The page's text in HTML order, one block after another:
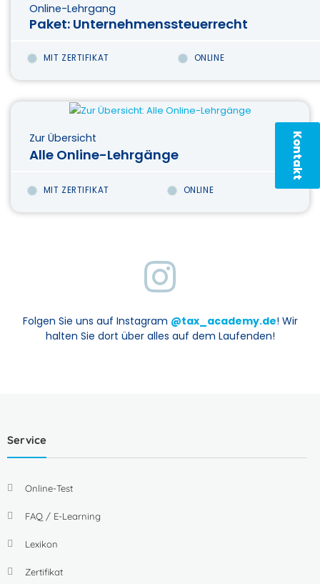
Kontakt
Online-Lehrgang
Paket: Unternehmenssteuerrecht
MIT ZERTIFIKAT ONLINE
Zur Übersicht
Alle Online-Lehrgänge
MIT ZERTIFIKAT ONLINE
Folgen Sie uns auf Instagram @tax_academy.de! Wir
halten Sie dort über alles auf dem Laufenden!
Service
Online-Test
FAQ / E-Learning
Lexikon
Zertifikat